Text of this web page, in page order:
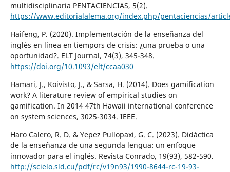
multidisciplinaria PENTACIENCIAS, 5(2).
https://www.editorialalema.org/index.php/pentaciencias/
Haifeng, P. (2020). Implementación de la enseñanza del
inglés en línea en tiempors de crisis: ¿una prueba o una
oportunidad?. ELT Journal, 74(3), 345-348.
https://doi.org/10.1093/elt/ccaa030
Hamari, J., Koivisto, J., & Sarsa, H. (2014). Does gamification
work? A literature review of empirical studies on
gamification. In 2014 47th Hawaii international conference
on system sciences, 3025-3034. IEEE.
Haro Calero, R. D. & Yepez Pullopaxi, G. C. (2023). Didáctica
de la enseñanza de una segunda lengua: un enfoque
innovador para el inglés. Revista Conrado, 19(93), 582-590.
http://scielo.sld.cu/pdf/rc/v19n93/1990-8644-rc-19-93-